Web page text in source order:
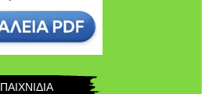
ΠΑΙΧΝΙΔΙΑ